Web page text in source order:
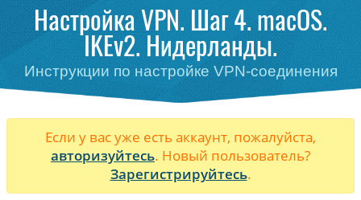
Настройка VPN. Шаг 4. macOS.
IKEv2. Нидерланды.
Инструкции по настройке VPN-соединения
Если у вас уже есть аккаунт, пожалуйста,
авторизуйтесь. Новый пользователь?
Зарегистрируйтесь.